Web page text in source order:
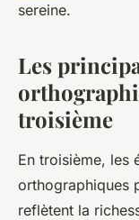
sereine.
Les
troisième
En troisième, les
orthographiques
reflètent la